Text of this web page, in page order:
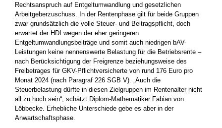
Rechtsanspruch auf Entgeltumwandlung und gesetzlichen
Arbeitgeberzuschuss. In der Rentenphase gilt für beide Gruppen
zwar grundsätzlich die volle Steuer- und Beitragspflicht, doch
erwartet der HDI wegen der eher geringeren
Entgeltumwandlungsbeiträge und somit auch niedrigen bAV-
Leistungen keine nennenswerte Belastung für die Betriebsrente –
nach Berücksichtigung der Freigrenze beziehungsweise des
Freibetrages für GKV-Pflicht­versicherte von rund 176 Euro pro
Monat 2024 (nach Paragraf 226 SGB V). „Auch die
Steuerbelastung dürfte in diesen Zielgruppen im Rentenalter nicht
all zu hoch sein“, schätzt Diplom-Mathematiker Fabian von
Löbbecke. Erhebliche Unterschiede gebe es aber in der
Anwartschaftsphase.